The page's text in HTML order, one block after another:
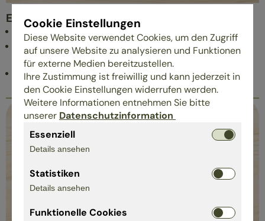
Engagement
Förderung von lokalen Vereinen
Verwertung von Altmöbeln für soziale Zwecke wo
immer möglich
Obstbäume und Bienenwiese
Cookie Einstellungen
Diese Website verwendet Cookies, um den Zugriff
auf unsere Website zu analysieren und Funktionen
für externe Medien bereitzustellen.
Ihre Zustimmung ist freiwillig und kann jederzeit in
den Cookie Einstellungen widerrufen werden.
Weitere Informationen entnehmen Sie bitte
unserer Datenschutzinformation
Essenziell
Details ansehen
Statistiken
Details ansehen
Funktionelle Cookies